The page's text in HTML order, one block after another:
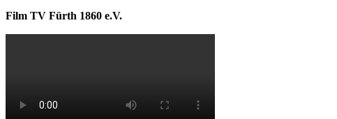
Film TV Fürth 1860 e.V.